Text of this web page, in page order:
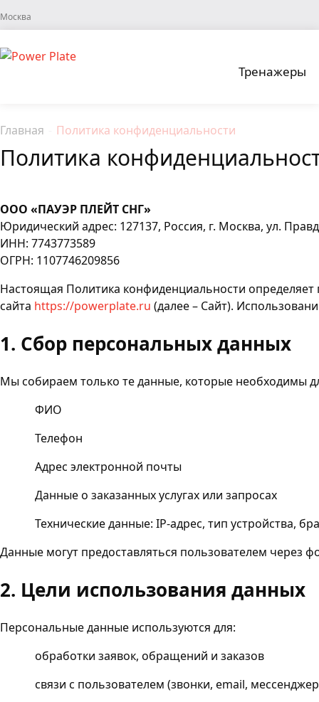
Москва
Тренажеры
Главная Политика конфиденциальности
Политика
ООО «ПАУЭР ПЛЕЙТ СНГ»
Юридический адрес: 127137, Россия, г. Москва, ул.
ИНН: 7743773589
ОГРН: 1107746209856
Настоящая Политика конфиденциальности
сайта https://powerplate.ru (далее – Сайт).
1. Сбор персональных данных
Мы собираем только те данные, которые необходимы
ФИО
Телефон
Адрес электронной почты
Данные о заказанных услугах или запросах
Технические данные: IP-адрес, тип устройства,
Данные могут предоставляться пользователем через
2. Цели использования данных
Персональные данные используются для:
обработки заявок, обращений и заказов
связи с пользователем (звонки, email,